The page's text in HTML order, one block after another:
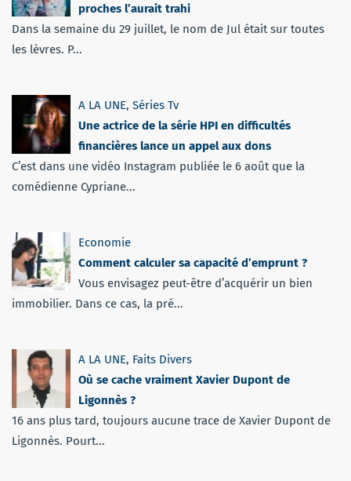
proches l’aurait trahi
Dans la semaine du 29 juillet, le nom de Jul était sur toutes
les lèvres. P...
A LA UNE, Séries Tv
Une actrice de la série HPI en difficultés
financières lance un appel aux dons
C’est dans une vidéo Instagram publiée le 6 août que la
comédienne Cypriane...
Economie
Comment calculer sa capacité d’emprunt ?
Vous envisagez peut-être d’acquérir un bien
immobilier. Dans ce cas, la pré...
A LA UNE, Faits Divers
Où se cache vraiment Xavier Dupont de
Ligonnès ?
16 ans plus tard, toujours aucune trace de Xavier Dupont de
Ligonnès. Pourt...